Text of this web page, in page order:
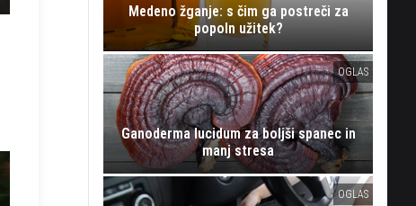
Medeno žganje: s čim ga postreči za
popoln užitek?
OGLAS
Ganoderma lucidum za boljši spanec in
manj stresa
OGLAS